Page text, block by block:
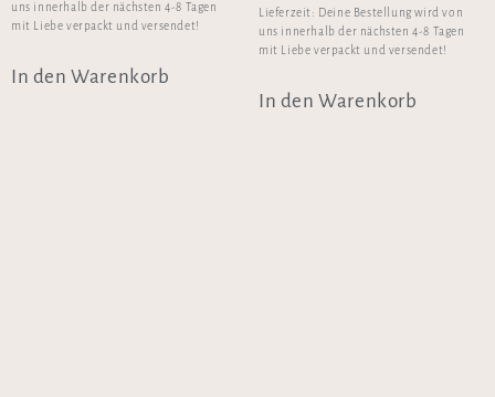
uns innerhalb der nächsten 4-8 Tagen
mit Liebe verpackt und versendet!
In den Warenkorb
Lieferzeit: Deine Bestellung wird von
uns innerhalb der nächsten 4-8 Tagen
mit Liebe verpackt und versendet!
In den Warenkorb